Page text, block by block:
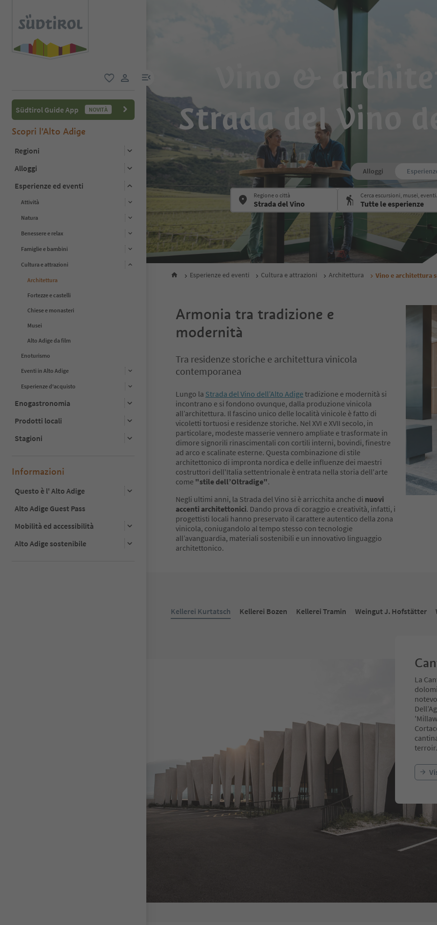
user link
menu link
Südtirol Guide App NOVITÀ
Scopri l'Alto Adige
Regioni
Alloggi
Esperienze ed eventi
Attività
Natura
Benessere e relax
Famiglie e bambini
Cultura e attrazioni
Architettura
Fortezze e castelli
Chiese e monasteri
Musei
Alto Adige da film
Enoturismo
Eventi in Alto Adige
Esperienze d'acquisto
Enogastronomia
Prodotti locali
Stagioni
Informazioni
Questo è l' Alto Adige
Alto Adige Guest Pass
Mobilità ed accessibilità
Alto Adige sostenibile
Vino &
Strada del Vino
Alloggi
Regione o città Cerca escursioni, musei,
Esperienze ed eventi Cultura e attrazioni Architettura Vino e architettura
Armonia tra tradizione e
modernità
Tra residenze storiche e architettura vinicola
contemporanea
Lungo la Strada del Vino dell’Alto Adigetradizione e modernità si
incontrano e si fondono ovunque, dalla produzione vinicola
all’architettura. Il fascino unico delle località vinicole è fatto di
vicoletti tortuosi e residenze storiche. Nel XVI e XVII secolo, in
particolare, modeste masserie vennero ampliate e trasformate in
dimore signorili rinascimentali con cortili interni, bovindi, finestre
ad arco e scalinate esterne. Questa combinazione di stile
architettonico di impronta nordica e delle influenze dei maestri
costruttori dell'Italia settentrionale è entrata nella storia dell'arte
come "stile dell’Oltradige".
Negli ultimi anni, la Strada del Vino si è arricchita anche di nuovi
accenti architettonici. Dando prova di coraggio e creatività, infatti, i
progettisti locali hanno preservato il carattere autentico della zona
vinicola, coniugandolo al tempo stesso con tecnologie
all’avanguardia, materiali sostenibili e un innovativo linguaggio
architettonico.
Kellerei Kurtatsch Kellerei Bozen Kellerei Tramin Weingut J. Hofstätter
La
terroir.